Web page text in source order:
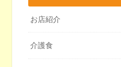
お店紹介
介護食